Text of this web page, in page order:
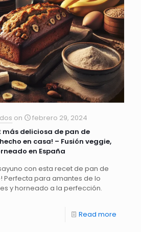
on
febrero 29, 2024
más deliciosa de pan de
en casa! – Fusión veggie,
en España
con esta recet de pan de
Perfecta para amantes de lo
y horneado a la perfección.
Read more